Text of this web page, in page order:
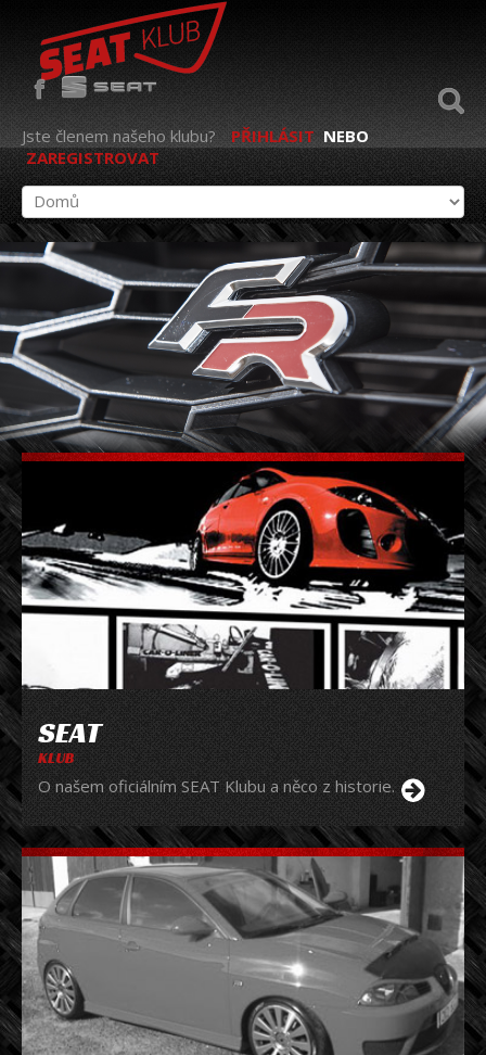
Jste členem našeho klubu? PŘIHLÁSIT NEBO
ZAREGISTROVAT
SEAT
KLUB
O našem oficiálním SEAT Klubu a něco z historie.